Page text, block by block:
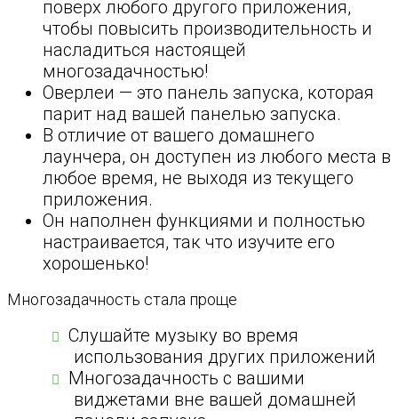
поверх любого другого приложения,
чтобы повысить производительность и
насладиться настоящей
многозадачностью!
Оверлеи — это панель запуска, которая
парит над вашей панелью запуска.
В отличие от вашего домашнего
лаунчера, он доступен из любого места в
любое время, не выходя из текущего
приложения.
Он наполнен функциями и полностью
настраивается, так что изучите его
хорошенько!
Многозадачность стала проще
Слушайте музыку во время
использования других приложений
Многозадачность с вашими
виджетами вне вашей домашней